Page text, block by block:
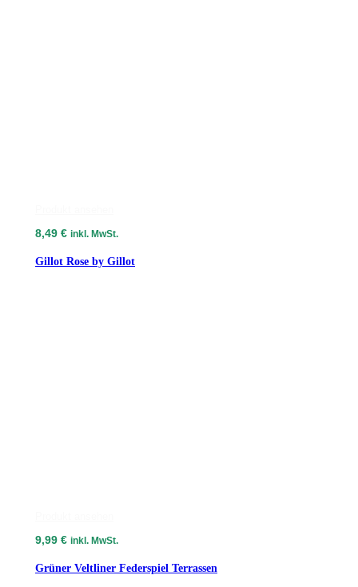
8,49 € inkl. MwSt.
Gillot Rose by Gillot
9,99 € inkl. MwSt.
Grüner Veltliner Federspiel Terrassen